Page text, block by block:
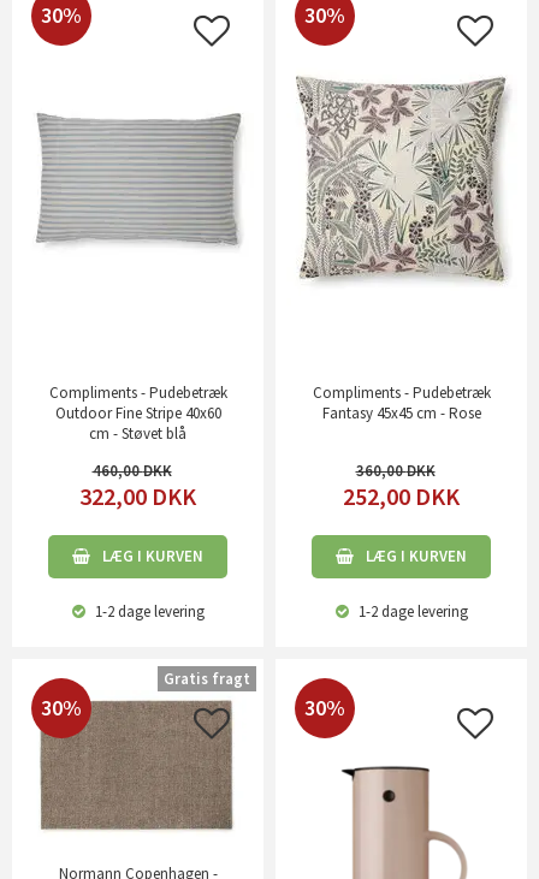
30%
Compliments - Pudebetræk
Outdoor Fine Stripe 40x60
cm - Støvet blå
460,00
322,00 DKK
LÆG I KURVEN
1-2 dagelevering
30%
Compliments - Pudebetræk
Fantasy 45x45 cm - Rose
360,00
252,00 DKK
LÆG I KURVEN
1-2 dagelevering
30%
Normann Copenhagen -
Gratis fragt
30%